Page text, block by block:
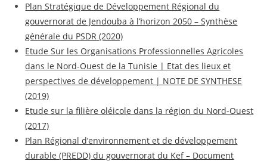
Plan Stratégique de Développement Régional du
gouvernorat de Jendouba à l’horizon 2050 – Synthèse
générale du PSDR (2020)
Etude Sur les Organisations Professionnelles Agricoles
dans le Nord-Ouest de la Tunisie | Etat des lieux et
perspectives de développement | NOTE DE SYNTHESE
(2019)
Etude sur la filière oléicole dans la région du Nord-Ouest
(2017)
Plan Régional d’environnement et de développement
durable (PREDD) du gouvernorat du Kef – Document